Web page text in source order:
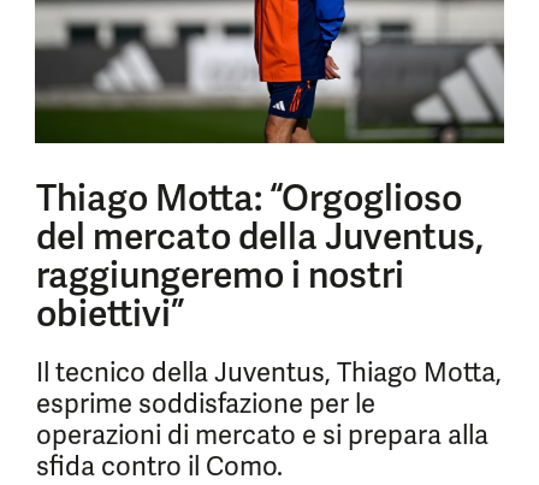
Thiago Motta: “Orgoglioso
del mercato della Juventus,
raggiungeremo i nostri
obiettivi”
Il tecnico della Juventus, Thiago Motta,
esprime soddisfazione per le
operazioni di mercato e si prepara alla
sfida contro il Como.